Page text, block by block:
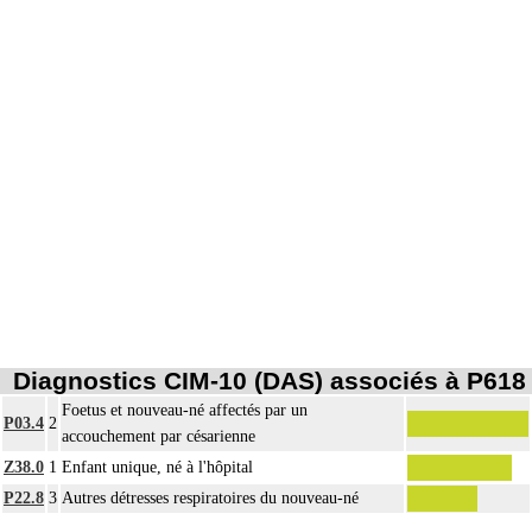
Diagnostics CIM-10 (DAS) associés à P618
P03.4 2
Foetus et nouveau-né affectés par un
accouchement par césarienne
Z38.0 1 Enfant unique, né à l'hôpital
P22.8 3 Autres détresses respiratoires du nouveau-né